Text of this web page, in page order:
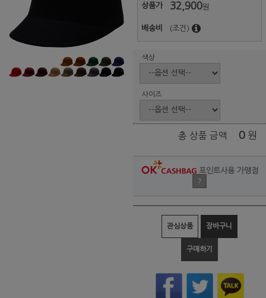
상품가 32,900원
배송비 (조건)
색상
사이즈
총 상품 금액 0 원
포인트사용 가맹점
?
관심상품 장바구니
구매하기